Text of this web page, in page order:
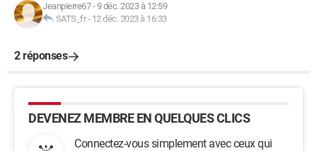
Jeanpierre67-9 déc. 2023 à 12:59
SATS_fr- 12 déc. 2023 à 16:33
2 réponses
DEVENEZ MEMBRE EN QUELQUES CLICS
Connectez-vous simplement avec ceux qui